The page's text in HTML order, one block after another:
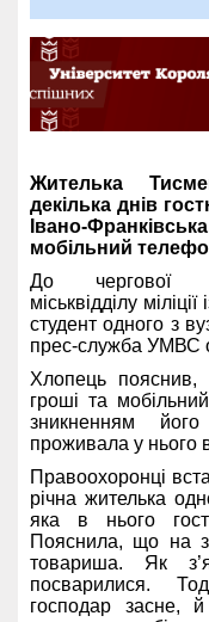
Жителька
декілька днів
Івано-
мобільний
До чергової
міськвідділу
студент одного з
прес-служба УМВС
Хлопець
гроші та
зникненням
проживала у нього
Правоохоронці
річна жителька
яка в нього
Пояснила, що на
товариша. Як
посварилися.
господар засне,